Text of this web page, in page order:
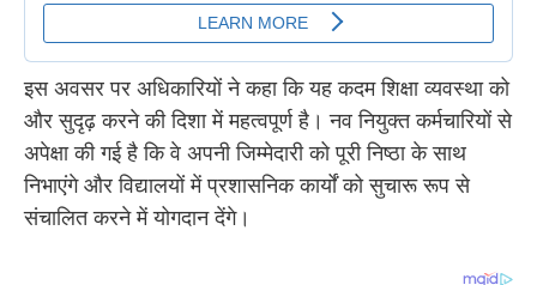
इस अवसर पर अधिकारियों ने कहा कि यह कदम शिक्षा व्यवस्था को
और सुदृढ़ करने की दिशा में महत्वपूर्ण है। नव नियुक्त कर्मचारियों से
अपेक्षा की गई है कि वे अपनी जिम्मेदारी को पूरी निष्ठा के साथ
निभाएंगे और विद्यालयों में प्रशासनिक कार्यों को सुचारू रूप से
संचालित करने में योगदान देंगे।